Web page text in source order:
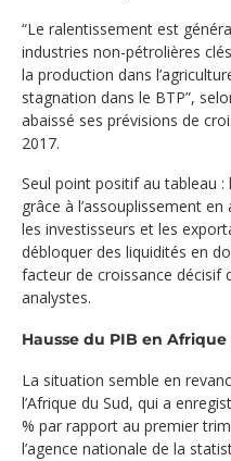
“Le ralentissement est
industries non-pétrolières
la production dans
stagnation dans le BTP”,
abaissé ses prévisions de
2017.
Seul point positif au tableau
grâce à l’assouplissement
les investisseurs et les
débloquer des liquidités en
facteur de croissance décisif
analystes.
Hausse du PIB en
La situation semble en
l’Afrique du Sud, qui a
% par rapport au premier
l’agence nationale de la